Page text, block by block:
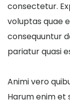
consectetur.
voluptas quae
consequuntur
pariatur quasi
Animi vero
Harum enim et